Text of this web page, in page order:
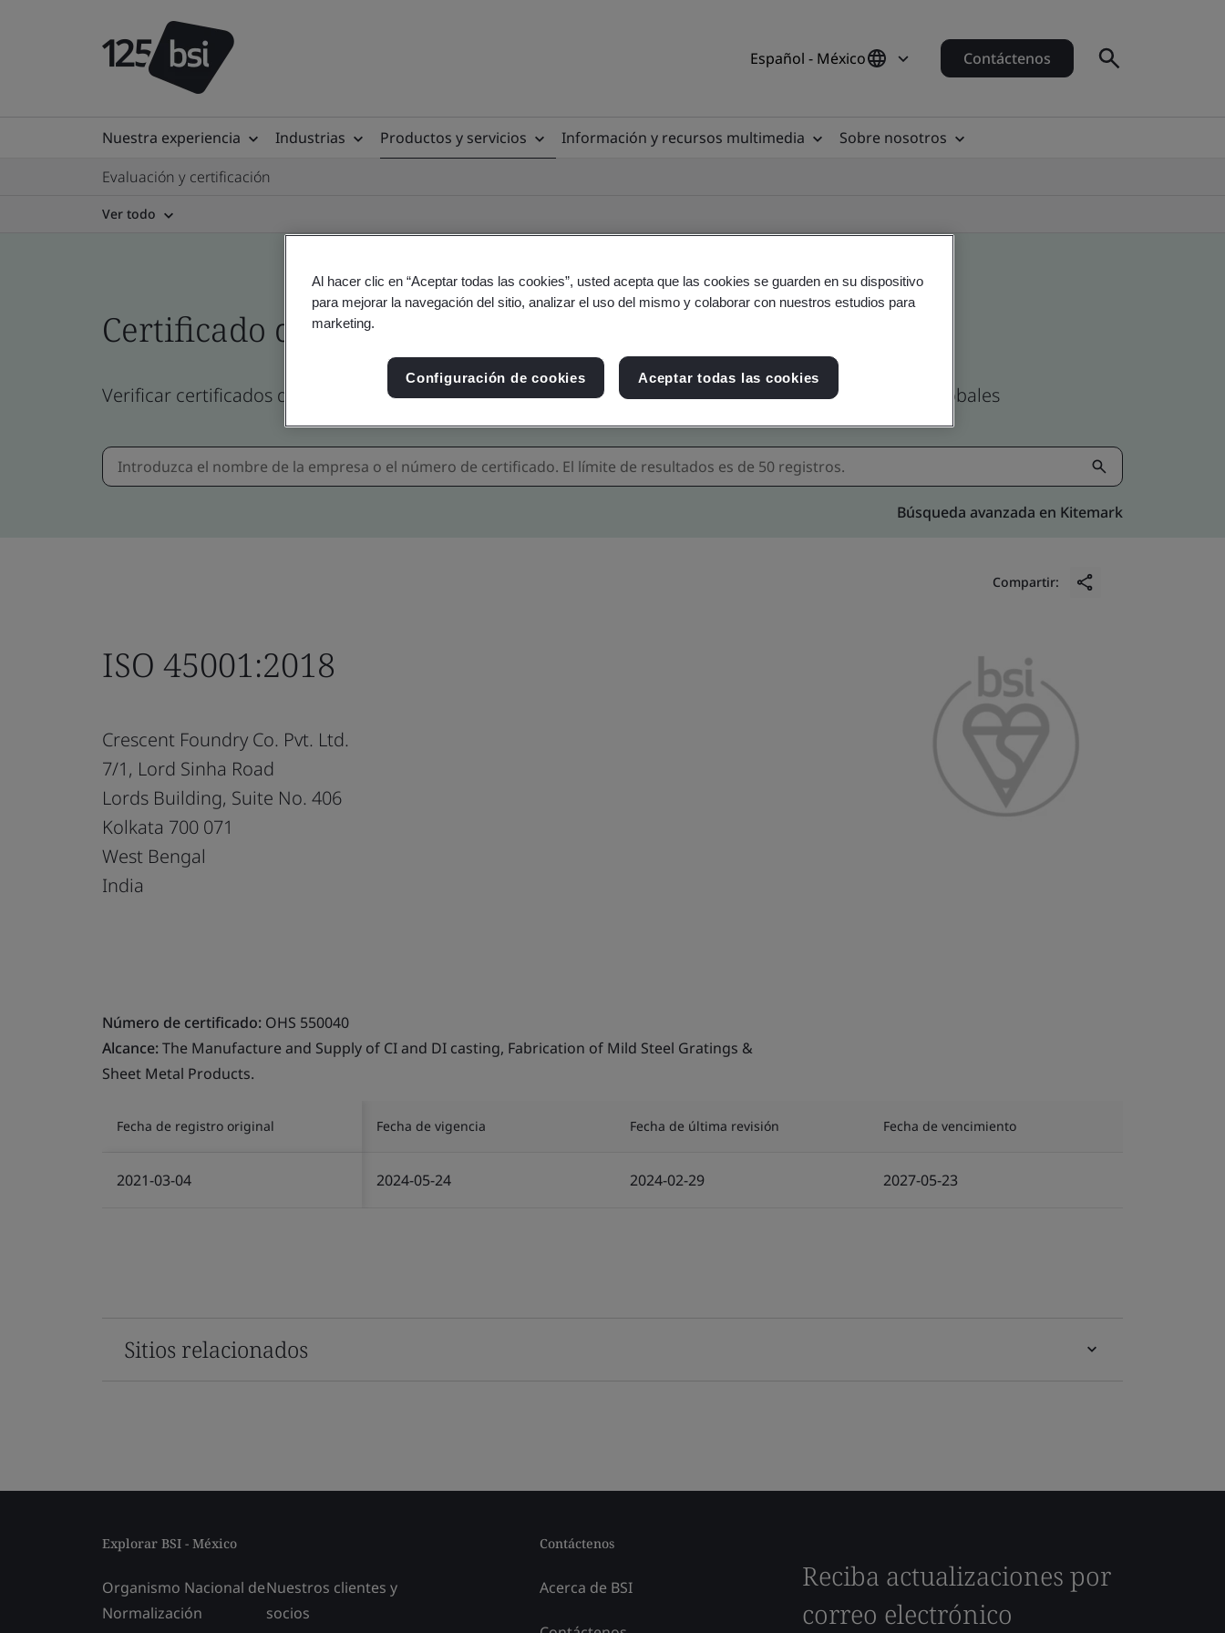
Español - México Contáctenos
Nuestra experiencia Industrias Productos y servicios Información y recursos multimedia
Sobre nosotros
Evaluación y certificación
Ver todo
Certificado del directorio de clientes
Verificar certificados de empresa, sitio y producto - Validación y Verificación, empresas Mexicanas y globales
Búsqueda avanzada en Kitemark
Compartir:
ISO 45001:2018
Crescent Foundry Co. Pvt. Ltd.
7/1, Lord Sinha Road
Lords Building, Suite No. 406
Kolkata 700 071
West Bengal
India
Número de certificado: OHS 550040
Alcance:The Manufacture and Supply of CI and DI casting, Fabrication of Mild Steel Gratings &
Sheet Metal Products.
Fecha de registro original Fecha de vigencia Fecha de última revisión Fecha de vencimiento
2021-03-04 2024-05-24 2024-02-29 2027-05-23
Sitios relacionados
Explorar BSI - México
Organismo Nacional de
Normalización
Nuestros clientes y
socios
Contáctenos
Acerca de BSI
Reciba actualizaciones por
correo electrónico
Al hacer clic en “Aceptar todas las cookies”, usted acepta que las cookies se guarden en su dispositivo
para mejorar la navegación del sitio, analizar el uso del mismo y colaborar con nuestros estudios para
marketing.
Configuración de cookies Aceptar todas las cookies